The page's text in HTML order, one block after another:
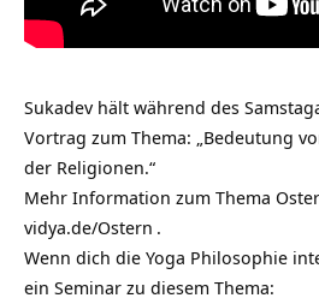
Sukadev hält während des
Vortrag zum Thema: „Bedeutung
der Religionen.“
Mehr Information zum Thema
vidya.de/Ostern .
Wenn dich die Yoga Philosophie
ein Seminar zu diesem Thema: